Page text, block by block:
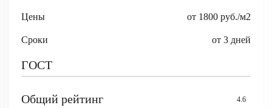
Цены от 1800 руб./м2
Сроки от 3 дней
ГОСТ
Общий рейтинг 4.6